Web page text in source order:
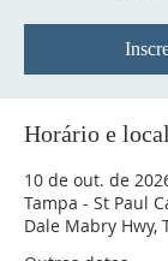
Horário e local
10 de out. de
Tampa - St Paul
Dale Mabry Hwy,